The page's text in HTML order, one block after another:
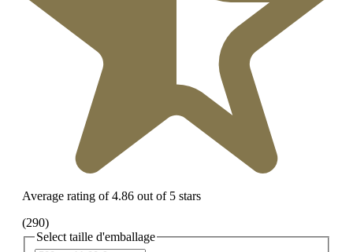
Average rating of 4.86 out of 5 stars
(290)
Select taille d'emballage